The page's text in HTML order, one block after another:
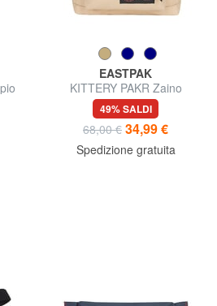
EASTPAK
KITTERY PAKR Zaino
portatablet
49% SALDI
68,00 € 34,99 €
Spedizione gratuita